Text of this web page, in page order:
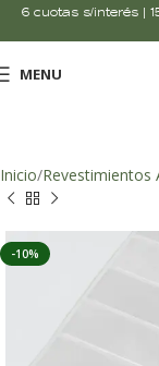
6 cuotas s/interés |
MENU
Inicio Revestimientos
-10%